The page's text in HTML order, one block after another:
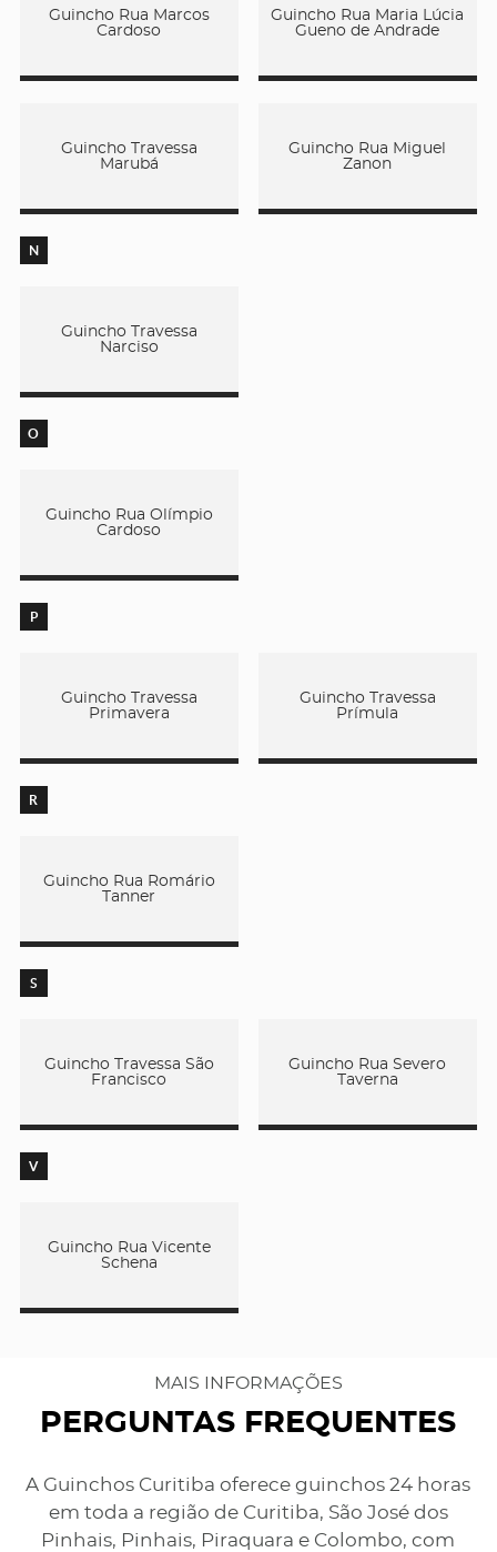
Guincho Rua Marcos
Cardoso
Guincho Rua Maria Lúcia
Gueno de Andrade
Guincho Travessa
Marubá
Guincho Rua Miguel
Zanon
N
Guincho Travessa
Narciso
O
Guincho Rua Olímpio
Cardoso
P
Guincho Travessa
Primavera
Guincho Travessa
Prímula
R
Guincho Rua Romário
Tanner
S
Guincho Travessa São
Francisco
Guincho Rua Severo
Taverna
V
Guincho Rua Vicente
Schena
MAIS INFORMAÇÕES
PERGUNTAS FREQUENTES
A Guinchos Curitiba oferece guinchos 24 horas
em toda a região de Curitiba, São José dos
Pinhais, Pinhais, Piraquara e Colombo, com